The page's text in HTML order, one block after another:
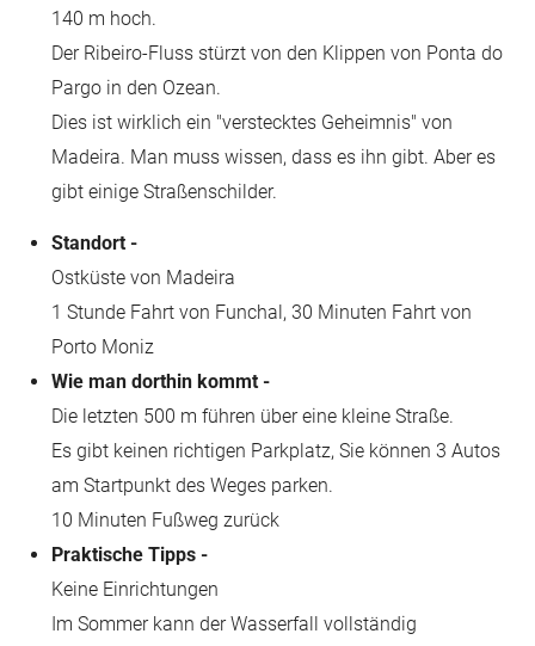
140 m hoch.
Der Ribeiro-Fluss stürzt von den Klippen von Ponta do
Pargo in den Ozean.
Dies ist wirklich ein "verstecktes Geheimnis" von
Madeira. Man muss wissen, dass es ihn gibt. Aber es
gibt einige Straßenschilder.
Standort -
Ostküste von Madeira
1 Stunde Fahrt von Funchal, 30 Minuten Fahrt von
Porto Moniz
Wie man dorthin kommt -
Die letzten 500 m führen über eine kleine Straße.
Es gibt keinen richtigen Parkplatz, Sie können 3 Autos
am Startpunkt des Weges parken.
10 Minuten Fußweg zurück
Praktische Tipps -
Keine Einrichtungen
Im Sommer kann der Wasserfall vollständig